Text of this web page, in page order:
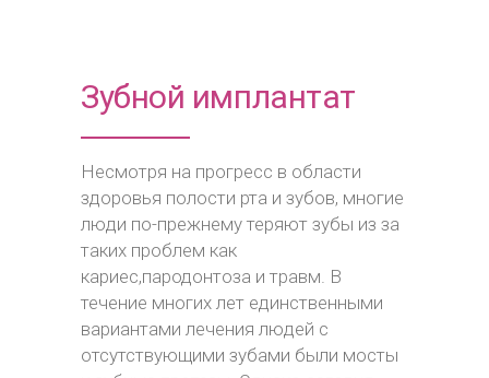
Зубной имплантат
Несмотря на прогресс в области
здоровья полости рта и зубов, многие
люди по-прежнему теряют зубы из за
таких проблем как
кариес,пародонтоза и травм. В
течение многих лет единственными
вариантами лечения людей с
отсутствующими зубами были мосты